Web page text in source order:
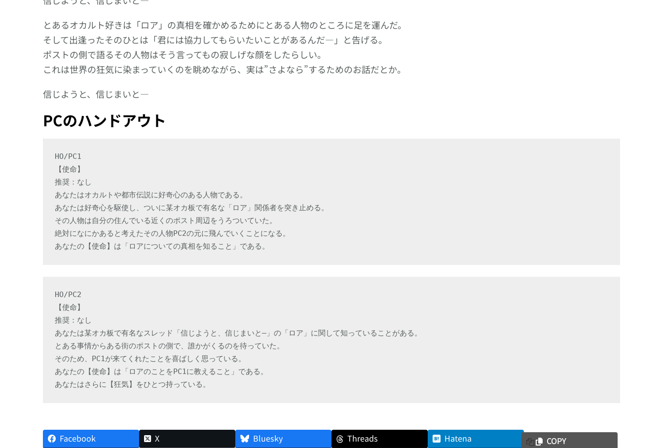
とあるオカルト好きは「ロア」の真相を確かめるためにとある人物のところに足を運んだ。
そして出逢ったそのひとは「君には協力してもらいたいことがあるんだ―」と告げる。
ポストの側で語るその人物はそう言ってもの寂しげな顔をしたらしい。
これは世界の狂気に染まっていくのを眺めながら、実は”さよなら”するためのお話だとか。
信じようと、信じまいと―
PCのハンドアウト
HO/PC1
【使命】
推奨：なし
あなたはオカルトや都市伝説に好奇心のある人物である。
あなたは好奇心を駆使し、ついに某オカ板で有名な「ロア」関係者を突き止める。
その人物は自分の住んでいる近くのポスト周辺をうろついていた。
絶対になにかあると考えたその人物PC2の元に飛んでいくことになる。
あなたの【使命】は「ロアについての真相を知ること」である。
HO/PC2
【使命】
推奨：なし
あなたは某オカ板で有名なスレッド「信じようと、信じまいと―」の「ロア」に関して知っていることがある。
とある事情からある街のポストの側で、誰かがくるのを待っていた。
そのため、PC1が来てくれたことを喜ばしく思っている。
あなたの【使命】は「ロアのことをPC1に教えること」である。
あなたはさらに【狂気】をひとつ持っている。
Facebook X Bluesky Threads Hatena COPY